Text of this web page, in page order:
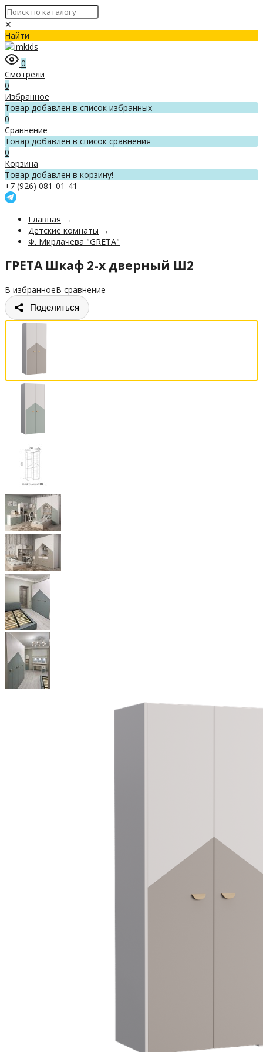
✕
Найти
0
Смотрели
0
Избранное
Товар добавлен в список избранных
0
Сравнение
Товар добавлен в список сравнения
0
Корзина
Товар добавлен в корзину!
+7 (926) 081-01-41
Главная →
Детские комнаты →
Ф. Мирлачева "GRETA"
ГРЕТА Шкаф 2-х дверный Ш2
В избранноеВ сравнение
Поделиться